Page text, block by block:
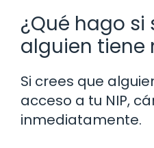
¿Qué hago
alguien tiene
Si crees que
acceso a tu NIP,
inmediatamente.